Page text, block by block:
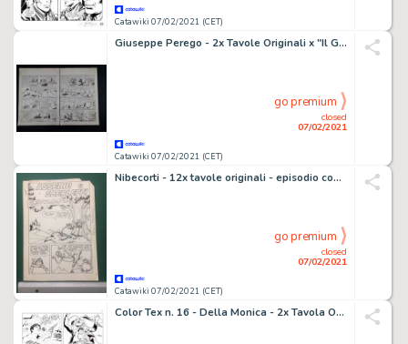
Catawiki 07/02/2021 (CET)
Giuseppe Perego - 2x Tavole Originali x "Il Giornalino di Lucky" - Loose page - Unique copy
Catawiki 07/02/2021 (CET)
closed
07/02/2021
go premium
Nibecorti - 12x tavole originali - episodio completo - Loose page - Unique copy - (1967)
Catawiki 07/02/2021 (CET)
closed
07/02/2021
go premium
Color Tex n. 16 - Della Monica - 2x Tavola Originale "una trappola per Kit" - Loose page - (2019)